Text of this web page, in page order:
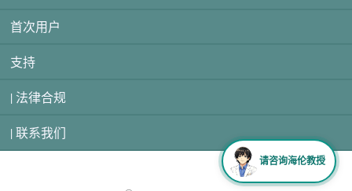
请咨询海伦教授
首次用户
支持
| 法律合规
| 联系我们